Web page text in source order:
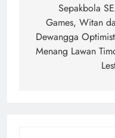
Sepakbola
Games, Witan
Dewangga
Menang Lawan